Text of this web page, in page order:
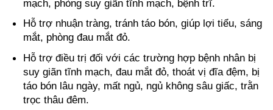
mạch, phòng suy giãn tĩnh mạch, bệnh trĩ.
Hỗ trợ nhuận tràng, tránh táo bón, giúp lợi tiểu, sáng
mắt, phòng đau mắt đỏ.
Hỗ trợ điều trị đối với các trường hợp bệnh nhân bị
suy giãn tĩnh mạch, đau mắt đỏ, thoát vị đĩa đệm, bị
táo bón lâu ngày, mất ngủ, ngủ không sâu giấc, trằn
trọc thâu đêm.